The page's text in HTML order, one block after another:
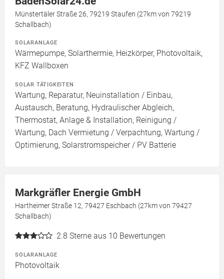
Münstertäler Straße 26, 79219 Staufen (27km von 79219
Schallbach)
SOLARANLAGE
Wärmepumpe, Solarthermie, Heizkörper, Photovoltaik,
KFZ Wallboxen
SOLAR TÄTIGKEITEN
Wartung, Reparatur, Neuinstallation / Einbau,
Austausch, Beratung, Hydraulischer Abgleich,
Thermostat, Anlage & Installation, Reinigung /
Wartung, Dach Vermietung / Verpachtung, Wartung /
Optimierung, Solarstromspeicher / PV Batterie
Markgräfler Energie GmbH
Hartheimer Straße 12, 79427 Eschbach (27km von 79427
Schallbach)
2.8 Sterne aus 10 Bewertungen
SOLARANLAGE
Photovoltaik